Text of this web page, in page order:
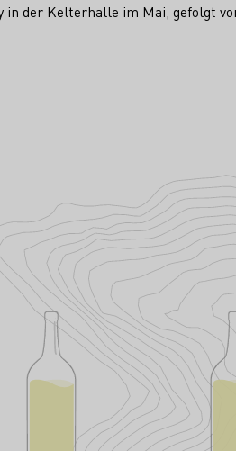
in der Kelterhalle im Mai, gefolgt